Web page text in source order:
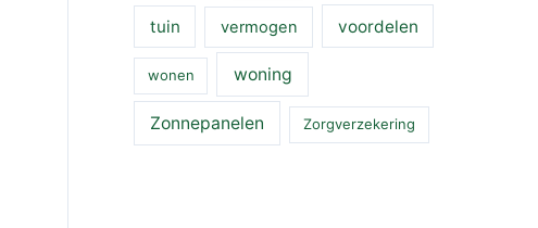
tuin vermogen voordelen
wonen woning
Zonnepanelen Zorgverzekering